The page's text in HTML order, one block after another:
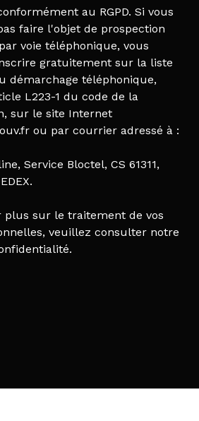
au RGPD. Si vous
faire l'objet de prospection
voie téléphonique, vous
gratuitement sur la liste
démarchage téléphonique,
L223-1 du code de la
sur le site Internet
ou par courrier adressé à :
Service Bloctel, CS 61311,
plus sur le traitement de vos
veuillez consulter notre
.